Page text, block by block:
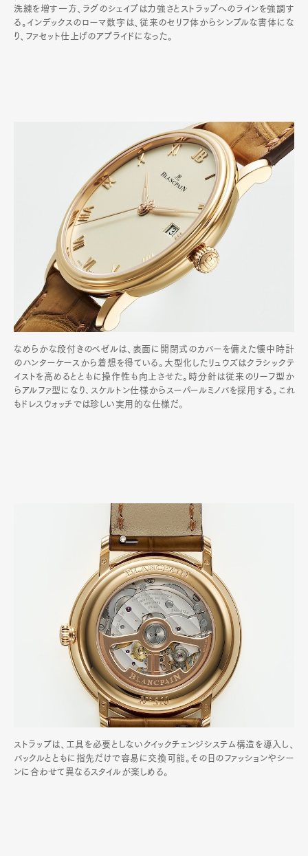
洗練を増す一方、ラグのシェイプは力強さとストラップへのラインを強調す
る。インデックスのローマ数字は、従来のセリフ体からシンプルな書体にな
り、ファセット仕上げのアプライドになった。
なめらかな段付きのベゼルは、表面に開閉式のカバーを備えた懐中時計
のハンターケースから着想を得ている。大型化したリュウズはクラシックテ
イストを高めるとともに操作性も向上させた。時分針は従来のリーフ型か
らアルファ型になり､スケルトン仕様からスーパールミノバを採用する｡これ
もドレスウォッチでは珍しい実用的な仕様だ｡
ストラップは、工具を必要としないクイックチェンジシステム構造を導入し、
バックルとともに指先だけで容易に交換可能。その日のファッションやシー
ンに合わせて異なるスタイルが楽しめる。